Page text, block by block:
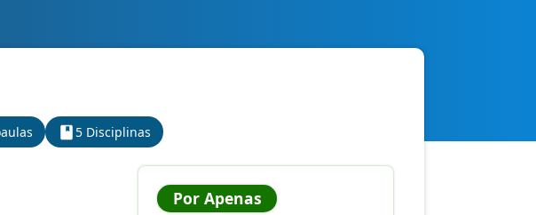
5 Disciplinas
Por Apenas